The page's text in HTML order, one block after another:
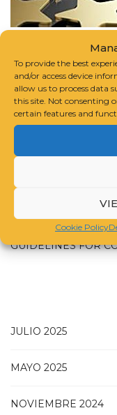
To provide the best
and/or access device
allow us to process data
this site. Not consenting
certain features and
Cookie Policy
CommissionsEarned
CATALOGS
CATALOGUE
INTERNATIONAL
GUIDELINES FOR
JULIO 2025
MAYO 2025
NOVIEMBRE 2024